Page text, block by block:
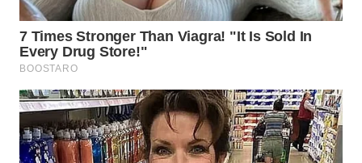
LANGKAT
WN
SELATAN
WN
TANJUNG